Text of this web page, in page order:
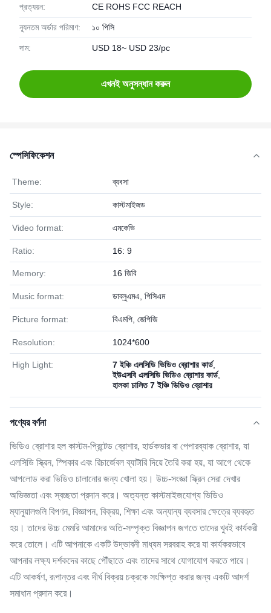
প্রত্যয়ন: CE ROHS FCC REACH
ন্যূনতম অর্ডার পরিমাণ: ১০ পিসি
দাম: USD 18~ USD 23/pc
এখনই অনুসন্ধান করুন
স্পেসিফিকেশন
Theme: ব্যবসা
Style: কাস্টমাইজড
Video format: এমকেভি
Ratio: 16: 9
Memory: 16 জিবি
Music format: ডাব্লুএমএ, পিসিএম
Picture format: বিএমপি, জেপিজি
Resolution: 1024*600
High Light: 7 ইঞ্চি এলসিডি ভিডিও ব্রোশার কার্ড,
ইউএসবি এলসিডি ভিডিও ব্রোশার কার্ড,
হালকা চালিত 7 ইঞ্চি ভিডিও ব্রোশার
পণ্যের বর্ণনা
ভিডিও ব্রোশার হল কাস্টম-প্রিন্টেড ব্রোশার, হার্ডকভার বা পেপারব্যাক ব্রোশার, যা
এলসিডি স্ক্রিন, স্পিকার এবং রিচার্জেবল ব্যাটারি দিয়ে তৈরি করা হয়, যা আগে থেকে
আপলোড করা ভিডিও চালানোর জন্য খোলা হয়। উচ্চ-সংজ্ঞা স্ক্রিন সেরা দেখার
অভিজ্ঞতা এবং স্বচ্ছতা প্রদান করে। অত্যন্ত কাস্টমাইজযোগ্য ভিডিও
ম্যানুয়ালগুলি বিপণন, বিজ্ঞাপন, বিক্রয়, শিক্ষা এবং অন্যান্য ব্যবসার ক্ষেত্রে ব্যবহৃত
হয়। তাদের উচ্চ মেমরি আমাদের অতি-সম্পৃক্ত বিজ্ঞাপন জগতে তাদের খুবই কার্যকরী
করে তোলে। এটি আপনাকে একটি উদ্ভাবনী মাধ্যম সরবরাহ করে যা কার্যকরভাবে
আপনার লক্ষ্য দর্শকদের কাছে পৌঁছাতে এবং তাদের সাথে যোগাযোগ করতে পারে।
এটি আকর্ষণ, রূপান্তর এবং দীর্ঘ বিক্রয় চক্রকে সংক্ষিপ্ত করার জন্য একটি আদর্শ
সমাধান প্রদান করে।